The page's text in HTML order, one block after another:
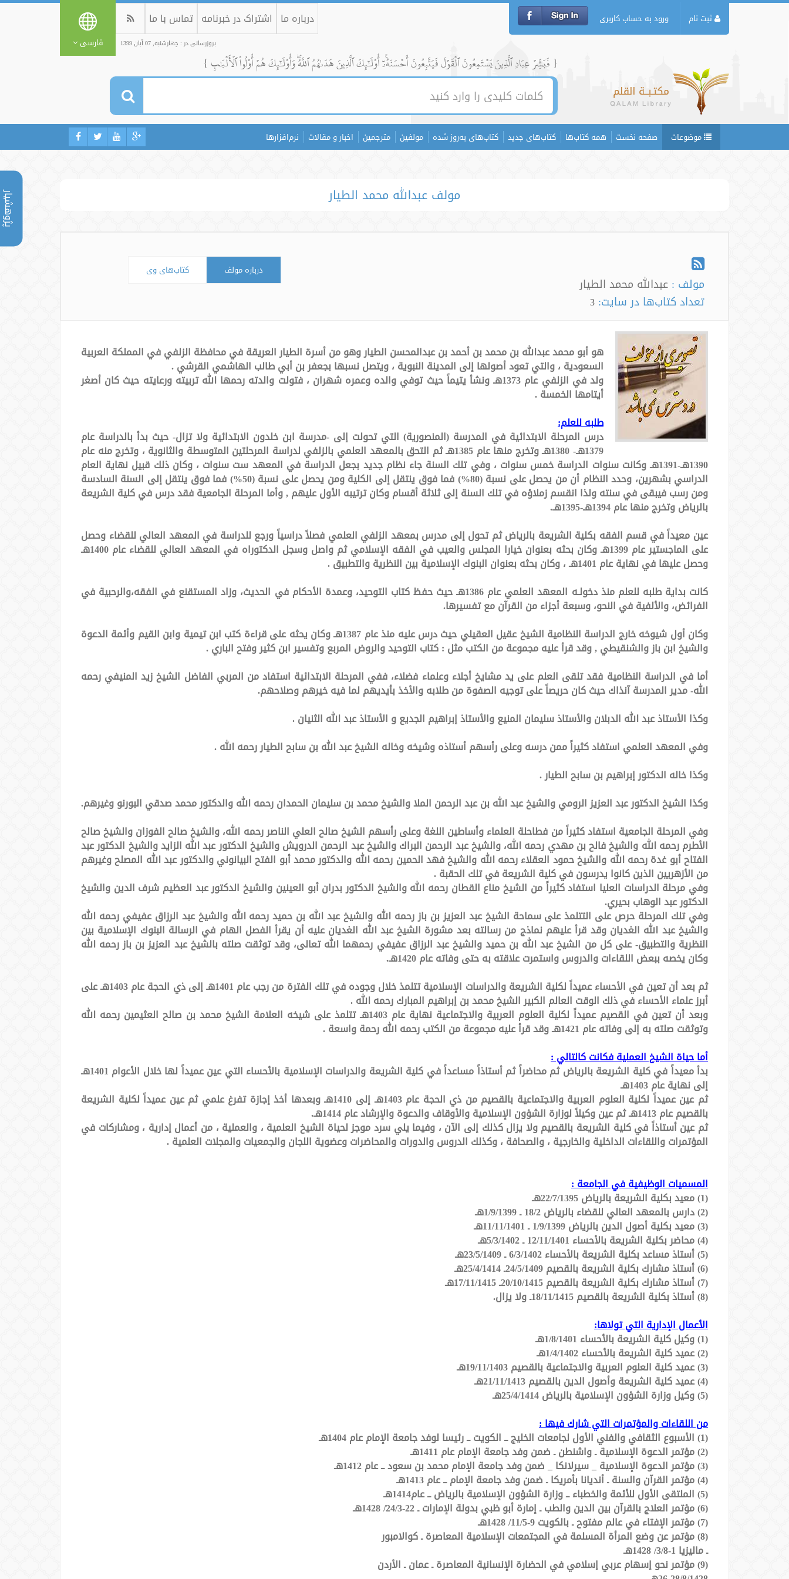
پژوهشیار
ثبت نام ورود به حساب کاربری درباره ما اشتراک در خبرنامه تماس با ما
بروزرسانی در : چهارشنبه, 07 آبان 1399 فارسی
{ فَبَشِّرۡ عِبَادِ ٱلَّذِينَ يَسۡتَمِعُونَ ٱلۡقَوۡلَ فَيَتَّبِعُونَ أَحۡسَنَهُۥٓۚ أُوْلَٰٓئِكَ ٱلَّذِينَ هَدَىٰهُمُ ٱللَّهُۖ وَأُوْلَٰٓئِكَ هُمۡ أُوْلُواْ ٱلۡأَلۡبَٰبِ }
موضوعات صفحه نخست همه کتاب‌ها کتاب‌های جدید کتاب‌های به‌روز شده مولفین مترجمین اخبار و مقالات نرم‌افزارها
مولف عبدالله محمد الطیار
مولف : عبدالله محمد الطیار
تعداد کتاب‌ها در سایت: 3
درباره مولف کتاب‌های وی
هو أبو محمد عبدالله بن محمد بن أحمد بن عبدالمحسن الطيار وهو من أسرة الطيار العريقة في محافظة الزلفي في المملكة العربية
السعودية ، والتي تعود أصولها إلى المدينة النبوية ، ويتصل نسبها بجعفر بن أبي طالب الهاشمي القرشي .
ولد في الزلفي عام 1373هـ ونشأ يتيماً حيث توفي والده وعمره شهران ، فتولت والدته رحمها الله تربيته ورعايته حيث كان أصغر
أيتامها الخمسة .
طلبه للعلم:
درس المرحلة الابتدائية في المدرسة (المنصورية) التي تحولت إلى -مدرسة ابن خلدون الابتدائية ولا تزال- حيث بدأ بالدراسة عام
1379هـ- 1380هـ وتخرج منها عام 1385هـ ثم التحق بالمعهد العلمي بالزلفي لدراسة المرحلتين المتوسطة والثانوية ، وتخرج منه عام
1390هـ-1391هـ وكانت سنوات الدراسة خمس سنوات ، وفي تلك السنة جاء نظام جديد بجعل الدراسة في المعهد ست سنوات ، وكان ذلك قبيل نهاية العام
الدراسي بشهرين، وحدد النظام أن من يحصل على نسبة (80%) فما فوق ينتقل إلى الكلية ومن يحصل على نسبة (50%) فما فوق ينتقل إلى السنة السادسة
ومن رسب فيبقى في سنته ولذا انقسم زملاؤه في تلك السنة إلى ثلاثة أقسام وكان ترتيبه الأول عليهم , وأما المرحلة الجامعية فقد درس في كلية الشريعة
بالرياض وتخرج منها عام 1394هـ-1395هـ.
عين معيداً في قسم الفقه بكلية الشريعة بالرياض ثم تحول إلى مدرس بمعهد الزلفي العلمي فصلاً دراسياً ورجع للدراسة في المعهد العالي للقضاء وحصل
على الماجستير عام 1399هـ وكان بحثه بعنوان خيارا المجلس والعيب في الفقه الإسلامي ثم واصل وسجل الدكتوراه في المعهد العالي للقضاء عام 1400هـ
وحصل عليها في نهاية عام 1401هـ ، وكان بحثه بعنوان البنوك الإسلامية بين النظرية والتطبيق .
كانت بداية طلبه للعلم منذ دخولـه المعهد العلمي عام 1386هـ حيث حفظ كتاب التوحيد، وعمدة الأحكام في الحديث، وزاد المستقنع في الفقه،والرحبية في
الفرائض، والألفية في النحو، وسبعة أجزاء من القرآن مع تفسيرها.
وكان أول شيوخه خارج الدراسة النظامية الشيخ عقيل العقيلي حيث درس عليه منذ عام 1387هـ وكان يحثه على قراءة كتب ابن تيمية وابن القيم وأئمة الدعوة
والشيخ ابن باز والشنقيطي , وقد قرأ عليه مجموعة من الكتب مثل : كتاب التوحيد والروض المربع وتفسير ابن كثير وفتح الباري .
أما في الدراسة النظامية فقد تلقى العلم على يد مشايخ أجلاء وعلماء فضلاء، ففي المرحلة الابتدائية استفاد من المربي الفاضل الشيخ زيد المنيفي رحمه
الله- مدير المدرسة آنذاك حيث كان حريصاً على توجيه الصفوة من طلابه والأخذ بأيديهم لما فيه خيرهم وصلاحهم.
وكذا الأستاذ عبد الله الدبلان والأستاذ سليمان المنيع والأستاذ إبراهيم الجديع و الأستاذ عبد الله الثنيان .
وفي المعهد العلمي استفاد كثيراً ممن درسه وعلى رأسهم أستاذه وشيخه وخاله الشيخ عبد الله بن سابح الطيار رحمه الله .
وكذا خاله الدكتور إبراهيم بن سابح الطيار .
وكذا الشيخ الدكتور عبد العزيز الرومي والشيخ عبد الله بن عبد الرحمن الملا والشيخ محمد بن سليمان الحمدان رحمه الله والدكتور محمد صدقي البورنو وغيرهم.
وفي المرحلة الجامعية استفاد كثيراً من فطاحلة العلماء وأساطين اللغة وعلى رأسهم الشيخ صالح العلي الناصر رحمه الله، والشيخ صالح الفوزان والشيخ صالح
الأطرم رحمه الله والشيخ فالح بن مهدي رحمه الله، والشيخ عبد الرحمن البراك والشيخ عبد الرحمن الدرويش والشيخ الدكتور عبد الله الزايد والشيخ الدكتور عبد
الفتاح أبو غدة رحمه الله والشيخ حمود العقلاء رحمه الله والشيخ فهد الحمين رحمه الله والدكتور محمد أبو الفتح البيانوني والدكتور عبد الله المصلح وغيرهم
من الأزهريين الذين كانوا يدرسون في كلية الشريعة في تلك الحقبة .
وفي مرحلة الدراسات العليا استفاد كثيراً من الشيخ مناع القطان رحمه الله والشيخ الدكتور بدران أبو العينين والشيخ الدكتور عبد العظيم شرف الدين والشيخ
الدكتور عبد الوهاب بحيري.
وفي تلك المرحلة حرص على التتلمذ على سماحة الشيخ عبد العزيز بن باز رحمه الله والشيخ عبد الله بن حميد رحمه الله والشيخ عبد الرزاق عفيفي رحمه الله
والشيخ عبد الله الغديان وقد قرأ عليهم نماذج من رسالته بعد مشورة الشيخ عبد الله الغديان عليه أن يقرأ الفصل الهام في الرسالة البنوك الإسلامية بين
النظرية والتطبيق- على كل من الشيخ عبد الله بن حميد والشيخ عبد الرزاق عفيفي رحمهما الله تعالى، وقد توثقت صلته بالشيخ عبد العزيز بن باز رحمه الله
وكان يخصه ببعض اللقاءات والدروس واستمرت علاقته به حتى وفاته عام 1420هـ.
ثم بعد أن تعين في الأحساء عميداً لكلية الشريعة والدراسات الإسلامية تتلمذ خلال وجوده في تلك الفترة من رجب عام 1401هـ إلى ذي الحجة عام 1403هـ على
أبرز علماء الأحساء في ذلك الوقت العالم الكبير الشيخ محمد بن إبراهيم المبارك رحمه الله .
وبعد أن تعين في القصيم عميداً لكلية العلوم العربية والاجتماعية نهاية عام 1403هـ تتلمذ على شيخه العلامة الشيخ محمد بن صالح العثيمين رحمه الله
وتوثقت صلته به إلى وفاته عام 1421هـ وقد قرأ عليه مجموعة من الكتب رحمه الله رحمة واسعة .
أما حياة الشيخ العملية فكانت كالتالي :
بدأ معيداً في كلية الشريعة بالرياض ثم محاضراً ثم أستاذاً مساعداً في كلية الشريعة والدراسات الإسلامية بالأحساء التي عين عميداً لها خلال الأعوام 1401هـ
إلى نهاية عام 1403هـ
ثم عين عميداً لكلية العلوم العربية والاجتماعية بالقصيم من ذي الحجة عام 1403هـ إلى 1410هـ وبعدها أخذ إجازة تفرغ علمي ثم عين عميداً لكلية الشريعة
بالقصيم عام 1413هـ ثم عين وكيلاً لوزارة الشؤون الإسلامية والأوقاف والدعوة والإرشاد عام 1414هـ.
ثم عين أستاذاً في كلية الشريعة بالقصيم ولا يزال كذلك إلى الآن ، وفيما يلي سرد موجز لحياة الشيخ العلمية ، والعملية ، من أعمال إدارية ، ومشاركات في
المؤتمرات واللقاءات الداخلية والخارجية ، والصحافة ، وكذلك الدروس والدورات والمحاضرات وعضوية اللجان والجمعيات والمجلات العلمية .
المسميات الوظيفية في الجامعة :
(1) معيد بكلية الشريعة بالرياض 22/7/1395هـ
(2) دارس بالمعهد العالي للقضاء بالرياض 18/2 ـ 1/9/1399هـ
(3) معيد بكلية أصول الدين بالرياض 1/9/1399 ـ 11/11/1401هـ
(4) محاضر بكلية الشريعة بالأحساء 12/11/1401 ـ 5/3/1402هـ
(5) أستاذ مساعد بكلية الشريعة بالأحساء 6/3/1402 ـ 23/5/1409هـ
(6) أستاذ مشارك بكلية الشريعة بالقصيم 24/5/1409ـ 25/4/1414هـ
(7) أستاذ مشارك بكلية الشريعة بالقصيم 20/10/1415ـ 17/11/1415هـ
(8) أستاذ بكلية الشريعة بالقصيم 18/11/1415ـ ولا يزال.
الأعمال الإدارية التي تولاها:
(1) وكيل كلية الشريعة بالأحساء 1/8/1401هـ
(2) عميد كلية الشريعة بالأحساء 1/4/1402هـ
(3) عميد كلية العلوم العربية والاجتماعية بالقصيم 19/11/1403هـ
(4) عميد كلية الشريعة وأصول الدين بالقصيم 21/11/1413هـ
(5) وكيل وزارة الشؤون الإسلامية بالرياض 25/4/1414هـ
من اللقاءات والمؤتمرات التي شارك فيها :
(1) الأسبوع الثقافي والفني الأول لجامعات الخليج ــ الكويت ــ رئيسا لوفد جامعة الإمام عام 1404هـ
(2) مؤتمر الدعوة الإسلامية ـ واشنطن ـ ضمن وفد جامعة الإمام عام 1411هـ
(3) مؤتمر الدعوة الإسلامية _ سيرلانكا _ ضمن وفد جامعة الإمام محمد بن سعود ــ عام 1412هـ
(4) مؤتمر القرآن والسنة ـ أنديانا بأمريكا ـ ضمن وفد جامعة الإمام ــ عام 1413هـ
(5) الملتقى الأول للأئمة والخطباء ــ وزارة الشؤون الإسلامية بالرياض ــ عام1414هـ
(6) مؤتمر العلاج بالقرآن بين الدين والطب ـ إمارة أبو ظبي بدولة الإمارات ـ 22-24/3/ 1428هـ
(7) مؤتمر الإفتاء في عالم مفتوح ـ بالكويت 9-11/5/ 1428هـ
(8) مؤتمر عن وضع المرأة المسلمة في المجتمعات الإسلامية المعاصرة ـ كوالامبور
ـ ماليزيا 1-3/8/ 1428هـ
(9) مؤتمر نحو إسهام عربي إسلامي في الحضارة الإنسانية المعاصرة ـ عمان ـ الأردن